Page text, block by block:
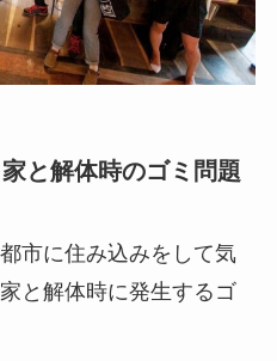
と解体時のゴミ問題
市に住み込みをして気
と解体時に発生するゴ